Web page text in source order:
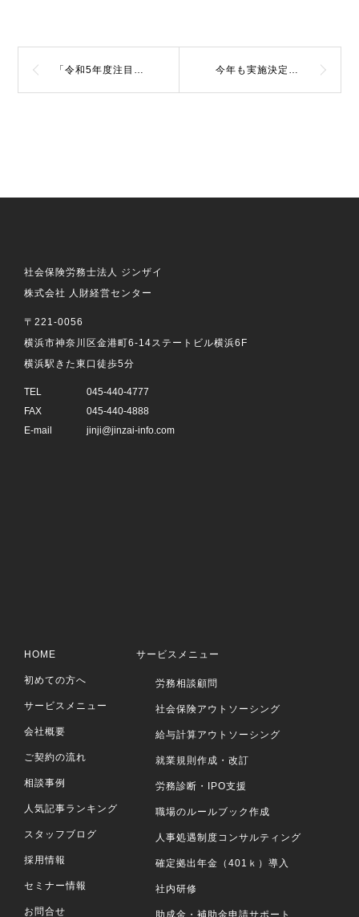
「令和5年度注目の助成金＆補助金セミナー」を開催しました 今年も実施決定！令和５年度 神奈川県ビジネスモデル転換補助金
社会保険労務士法人 ジンザイ
株式会社 人財経営センター
〒221-0056
横浜市神奈川区金港町6-14ステートビル横浜6F
横浜駅きた東口徒歩5分
TEL
045-440-4777
FAX
045-440-4888
E-mail
jinji@jinzai-info.com
HOME
初めての方へ
サービスメニュー
会社概要
ご契約の流れ
相談事例
人気記事ランキング
スタッフブログ
採用情報
セミナー情報
お問合せ
サービスメニュー
労務相談顧問
社会保険アウトソーシング
給与計算アウトソーシング
就業規則作成・改訂
労務診断・IPO支援
職場のルールブック作成
人事処遇制度コンサルティング
確定拠出年金（401ｋ）導入
社内研修
助成金・補助金申請サポート